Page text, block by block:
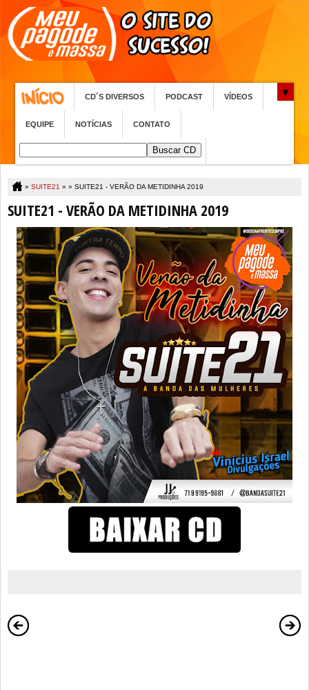
CD´S DIVERSOS PODCAST VÍDEOS
EQUIPE NOTÍCIAS CONTATO
» SUITE21 » » SUITE21 - VERÃO DA METIDINHA 2019
SUITE21 - VERÃO DA METIDINHA 2019